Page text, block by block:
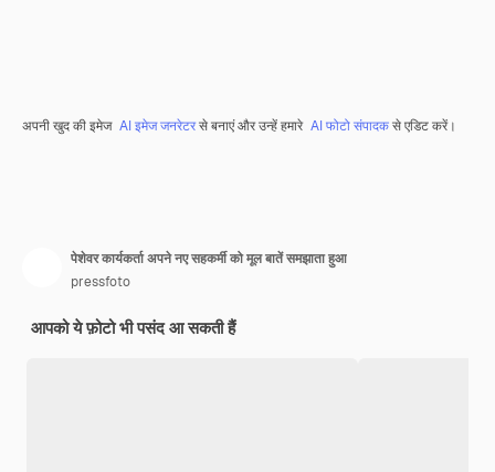
अपनी खुद की इमेज AI इमेज जनरेटरसे बनाएं और उन्हें हमारे AI फोटो संपादकसे एडिट करें।
पेशेवर कार्यकर्ता अपने नए सहकर्मी को मूल बातें समझाता हुआ
pressfoto
आपको ये फ़ोटो भी पसंद आ सकती हैं